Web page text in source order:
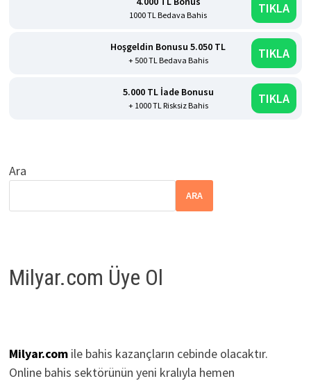
1000 TL Bedava Bahis TIKLA
Hoşgeldin Bonusu 5.050 TL
+ 500 TL Bedava Bahis TIKLA
5.000 TL İade Bonusu
+ 1000 TL Risksiz Bahis TIKLA
Ara
ARA
Milyar.com Üye Ol
Milyar.comile bahis kazançların cebinde olacaktır.
Online bahis sektörünün yeni kralıyla hemen